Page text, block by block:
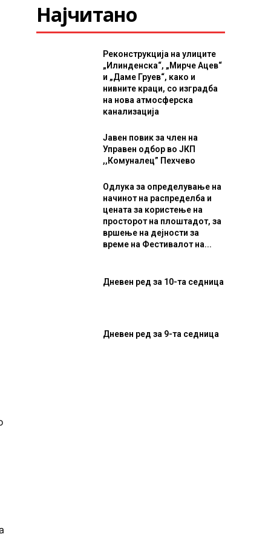
Најчитано
Реконструкција на улиците
„Илинденска“, „Мирче Ацев“
и „Даме Груев“, како и
нивните краци, со изградба
на нова атмосферска
канализација
Јавен повик за член на
Управен одбор во ЈКП
,,Комуналец” Пехчево
Одлука за определување на
начинот на распределба и
цената за користење на
просторот на плоштадот, за
вршење на дејности за
време на Фестивалот на...
Дневен ред за 10-та седница
Дневен ред за 9-та седница